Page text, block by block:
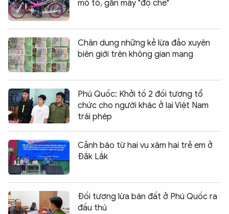
mô tô, gắn máy "độ chế"
Chân dung những kẻ lừa đảo xuyên
biên giới trên không gian mạng
Phú Quốc: Khởi tố 2 đối tượng tổ
chức cho người khác ở lại Việt Nam
trái phép
Cảnh báo từ hai vụ xâm hại trẻ em ở
Đắk Lắk
Đối tượng lừa bán đất ở Phú Quốc ra
đầu thú